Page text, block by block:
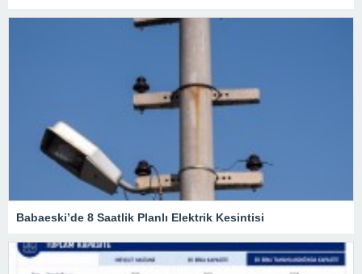
Babaeski’de 8 Saatlik Planlı Elektrik Kesintisi